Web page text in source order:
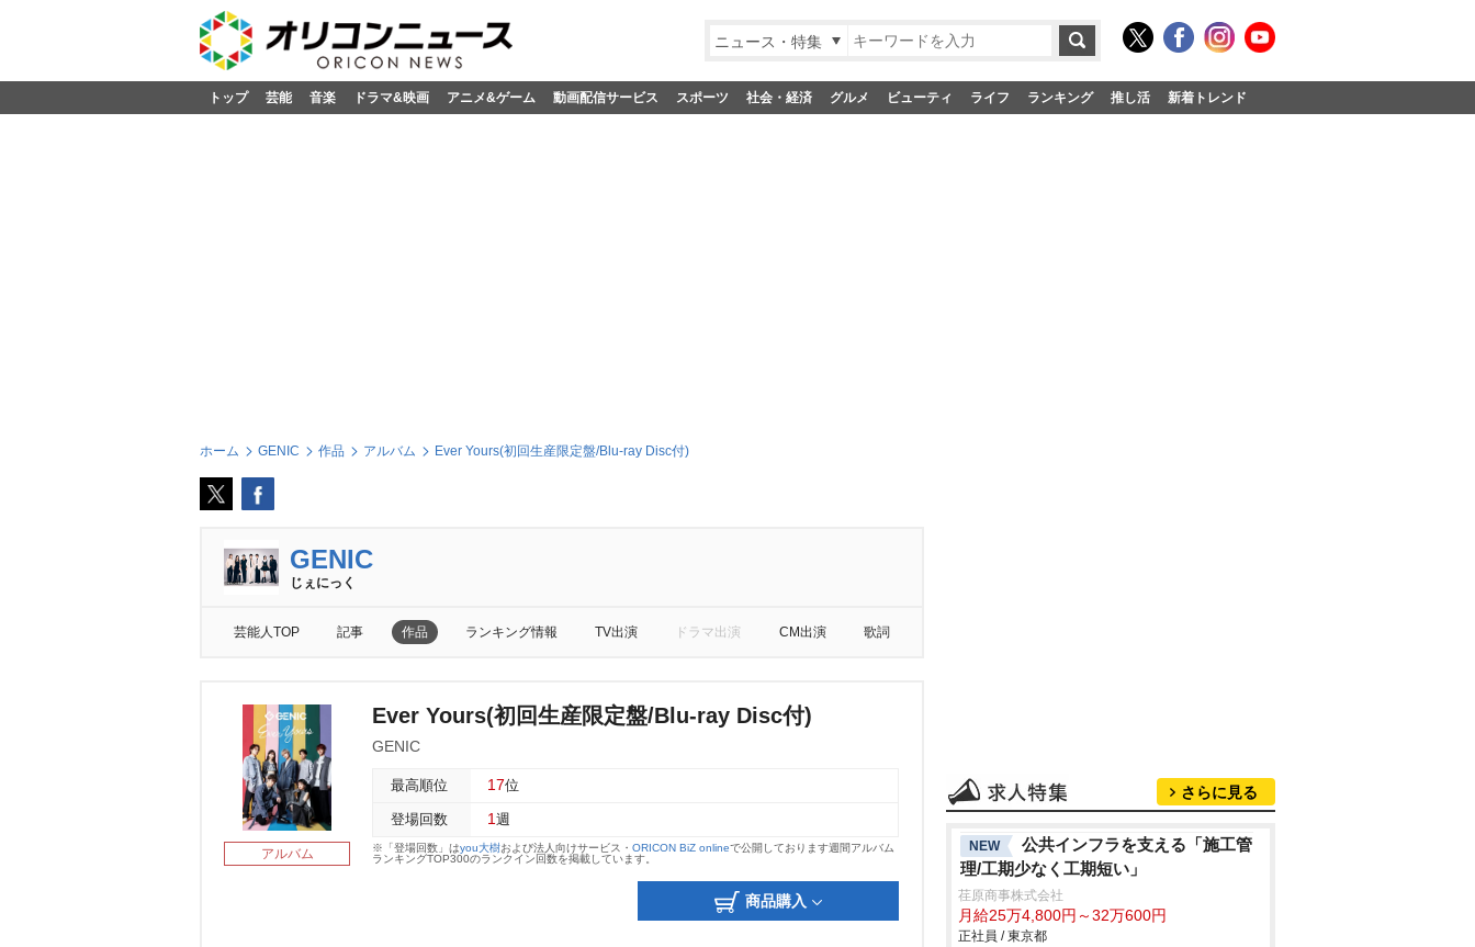
ニュース・特集
トップ 芸能 音楽 ドラマ&映画 アニメ&ゲーム 動画配信サービス スポーツ 社会・経済 グルメ ビューティ ライフ ランキング 推し活 新着トレンド
ホーム GENIC 作品 アルバム Ever Yours(初回生産限定盤/Blu-ray Disc付)
GENIC
じぇにっく
芸能人TOP 記事 作品 ランキング情報 TV出演 ドラマ出演 CM出演 歌詞
アルバム
Ever Yours(初回生産限定盤/Blu-ray Disc付)
GENIC
最高順位 17位
登場回数 1 週
※「登場回数」はyou大樹および法人向けサービス・ ORICON BiZ onlineで公開しております週間アルバム
ランキングTOP300のランクイン回数を掲載しています。
商品購入
さらに見る
NEW
公共インフラを支える「施工管
理/工期少なく工期短い」
荏原商事株式会社
月給25万4,800円～32万600円
正社員 / 東京都